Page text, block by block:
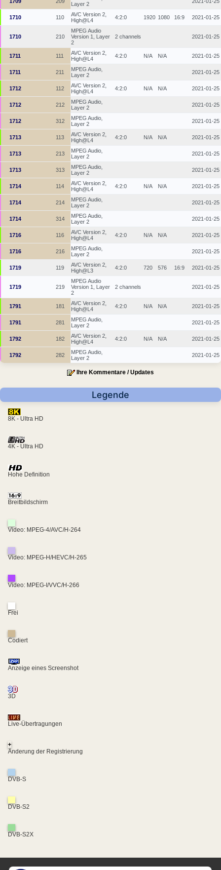
Layer 2
1710 110
AVC Version 2,
High@L4
4:2:0 1920 1080 16:9 2021-01-25
1710 210
MPEG Audio
Version 1, Layer
2
2 channels 2021-01-25
1711 111
AVC Version 2,
High@L4
4:2:0 N/A N/A 2021-01-25
1711 211
MPEG Audio,
Layer 2
2021-01-25
1712 112
AVC Version 2,
High@L4
4:2:0 N/A N/A 2021-01-25
1712 212
MPEG Audio,
Layer 2
2021-01-25
1712 312
MPEG Audio,
Layer 2
2021-01-25
1713 113
AVC Version 2,
High@L4
4:2:0 N/A N/A 2021-01-25
1713 213
MPEG Audio,
Layer 2
2021-01-25
1713 313
MPEG Audio,
Layer 2
2021-01-25
1714 114
AVC Version 2,
High@L4
4:2:0 N/A N/A 2021-01-25
1714 214
MPEG Audio,
Layer 2
2021-01-25
1714 314
MPEG Audio,
Layer 2
2021-01-25
1716 116
AVC Version 2,
High@L4
4:2:0 N/A N/A 2021-01-25
1716 216
MPEG Audio,
Layer 2
2021-01-25
1719 119
AVC Version 2,
High@L3
4:2:0 720 576 16:9 2021-01-25
1719 219
MPEG Audio
Version 1, Layer
2
2 channels 2021-01-25
1791 181
AVC Version 2,
High@L4
4:2:0 N/A N/A 2021-01-25
1791 281
MPEG Audio,
Layer 2
2021-01-25
1792 182
AVC Version 2,
High@L4
4:2:0 N/A N/A 2021-01-25
1792 282
MPEG Audio,
Layer 2
2021-01-25
Ihre Kommentare / Updates
Legende
8K - Ultra HD
4K - Ultra HD
Hohe Definition
Breitbildschirm
Video: MPEG-4/AVC/H-264
Video: MPEG-H/HEVC/H-265
Video: MPEG-I/VVC/H-266
Frei
Codiert
Anzeige eines Screenshot
3D
Live-Übertragungen
+
Änderung der Registrierung
DVB-S
DVB-S2
DVB-S2X